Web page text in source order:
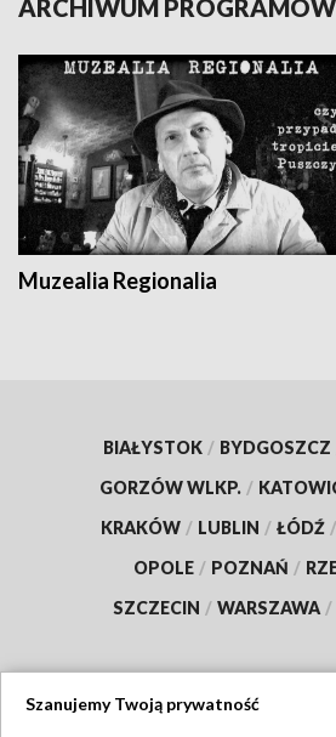
ARCHIWUM PROGRAMÓW
Muzealia Regionalia
BIAŁYSTOK / BYDGOSZCZ
GORZÓW WLKP. /
KRAKÓW / LUBLIN / ŁÓDŹ /
OPOLE / POZNAŃ /
SZCZECIN / WARSZAWA /
Szanujemy Twoją prywatność